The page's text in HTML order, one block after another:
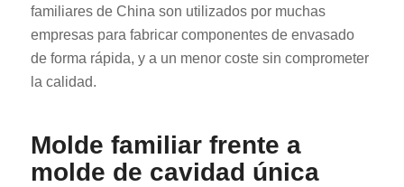
familiares de China son utilizados por muchas
empresas para fabricar componentes de envasado
de forma rápida, y a un menor coste sin comprometer
la calidad.
Molde familiar frente a
molde de cavidad única